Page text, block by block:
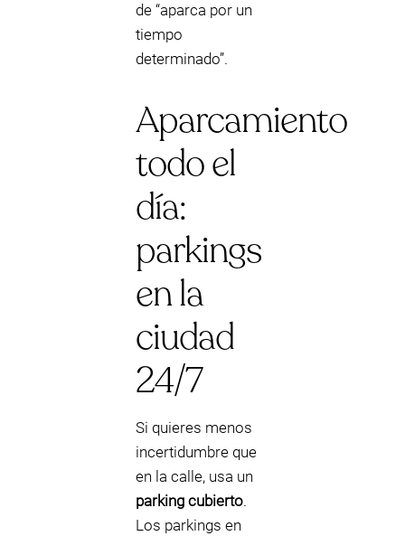
de “aparca por un
tiempo
determinado”.
Aparcamiento
todo el
día:
parkings
en la
ciudad
24/7
Si quieres menos
incertidumbre que
en la calle, usa un
parking cubierto.
Los parkings en